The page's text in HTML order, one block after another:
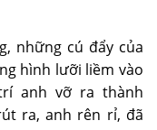
những cú đẩy của
hình lưỡi liềm vào
anh vỡ ra thành
ra, anh rên rỉ, đã